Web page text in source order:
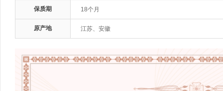
保质期 18个月
原产地 江苏、安徽